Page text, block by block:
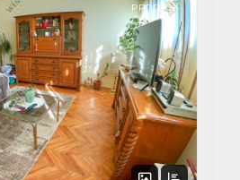
PRODAJA